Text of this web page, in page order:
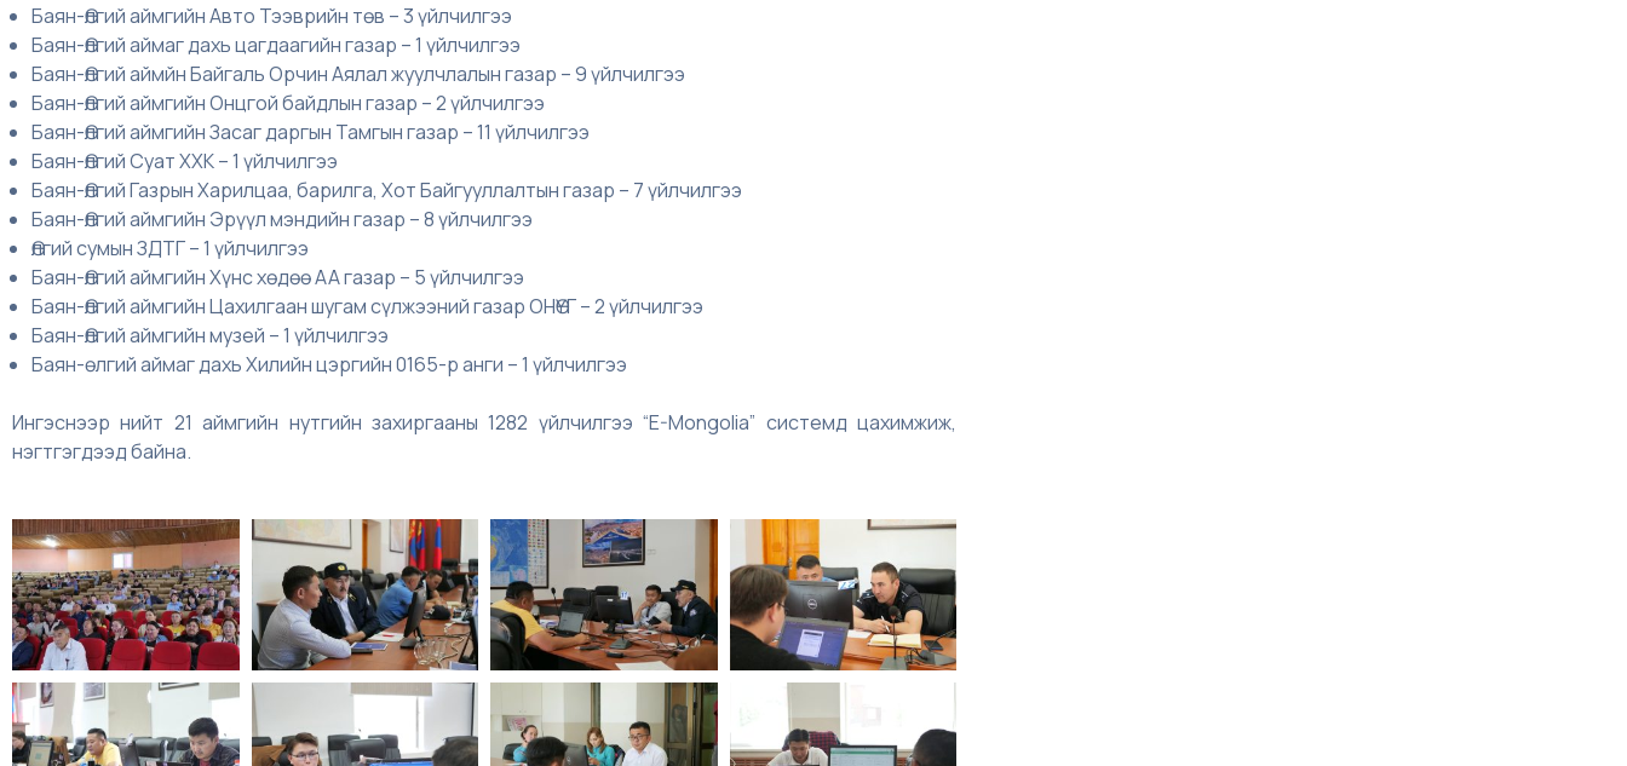
Баян-Өлгий аймгийн Авто Тээврийн төв – 3 үйлчилгээ
Баян-Өлгий аймаг дахь цагдаагийн газар – 1 үйлчилгээ
Баян-Өлгий аймйн Байгаль Орчин Аялал жуулчлалын газар – 9 үйлчилгээ
Баян-Өлгий аймгийн Онцгой байдлын газар – 2 үйлчилгээ
Баян-Өлгий аймгийн Засаг даргын Тамгын газар – 11 үйлчилгээ
Баян-Өлгий Суат ХХК – 1 үйлчилгээ
Баян-Өлгий Газрын Харилцаа, барилга, Хот Байгууллалтын газар – 7 үйлчилгээ
Баян-Өлгий аймгийн Эрүүл мэндийн газар – 8 үйлчилгээ
Өлгий сумын ЗДТГ – 1 үйлчилгээ
Баян-Өлгий аймгийн Хүнс хөдөө АА газар – 5 үйлчилгээ
Баян-Өлгий аймгийн Цахилгаан шугам сүлжээний газар ОНӨҮГ – 2 үйлчилгээ
Баян-Өлгий аймгийн музей – 1 үйлчилгээ
Баян-өлгий аймаг дахь Хилийн цэргийн 0165-р анги – 1 үйлчилгээ
Ингэснээр нийт 21 аймгийн нутгийн захиргааны 1282 үйлчилгээ “E-Mongolia” системд цахимжиж,
нэгтгэгдээд байна.